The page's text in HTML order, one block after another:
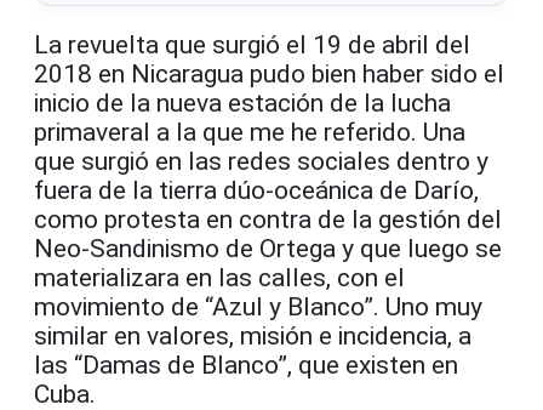
La revuelta que surgió el 19 de abril del
2018 en Nicaragua pudo bien haber sido el
inicio de la nueva estación de la lucha
primaveral a la que me he referido. Una
que surgió en las redes sociales dentro y
fuera de la tierra dúo-oceánica de Darío,
como protesta en contra de la gestión del
Neo-Sandinismo de Ortega y que luego se
materializara en las calles, con el
movimiento de “Azul y Blanco”. Uno muy
similar en valores, misión e incidencia, a
las “Damas de Blanco”, que existen en
Cuba.